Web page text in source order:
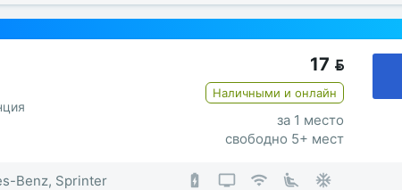
17 
Наличными и онлайн
за 1 место
свободно 5+ мест
Benz, Sprinter